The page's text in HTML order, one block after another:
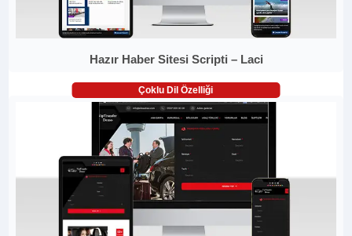
Hazır Haber Sitesi Scripti – Laci
Çoklu Dil Özelliği